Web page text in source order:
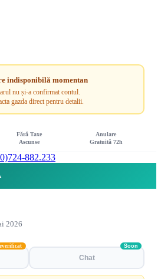
indisponibilă momentan
nu și-a confirmat contul.
gazda direct pentru detalii.
Fără Taxe
Ascunse
Anulare
Gratuită 72h
882.233
2026
Chat
Soon